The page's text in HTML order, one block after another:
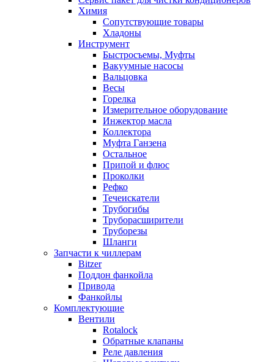
Химия
Сопутствующие товары
Хладоны
Инструмент
Быстросъемы, Муфты
Вакуумные насосы
Вальцовка
Весы
Горелка
Измерительное оборудование
Инжектор масла
Коллектора
Муфта Ганзена
Остальное
Припой и флюс
Проколки
Рефко
Течеискатели
Трубогибы
Труборасширители
Труборезы
Шланги
Запчасти к чиллерам
Bitzer
Поддон фанкойла
Привода
Фанкойлы
Комплектующие
Вентили
Rotalock
Обратные клапаны
Реле давления